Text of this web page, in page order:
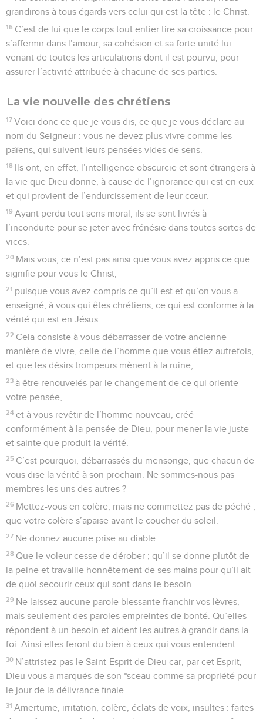
grandirons à tous égards vers celui qui est la tête : le Christ.
16 C’est de lui que le corps tout entier tire sa croissance pour
s’affermir dans l’amour, sa cohésion et sa forte unité lui
venant de toutes les articulations dont il est pourvu, pour
assurer l’activité attribuée à chacune de ses parties.
La vie nouvelle des chrétiens
17 Voici donc ce que je vous dis, ce que je vous déclare au
nom du Seigneur : vous ne devez plus vivre comme les
païens, qui suivent leurs pensées vides de sens.
18 Ils ont, en effet, l’intelligence obscurcie et sont étrangers à
la vie que Dieu donne, à cause de l’ignorance qui est en eux
et qui provient de l’endurcissement de leur cœur.
19 Ayant perdu tout sens moral, ils se sont livrés à
l’inconduite pour se jeter avec frénésie dans toutes sortes de
vices.
20 Mais vous, ce n’est pas ainsi que vous avez appris ce que
signifie pour vous le Christ,
21 puisque vous avez compris ce qu’il est et qu’on vous a
enseigné, à vous qui êtes chrétiens, ce qui est conforme à la
vérité qui est en Jésus.
22 Cela consiste à vous débarrasser de votre ancienne
manière de vivre, celle de l’homme que vous étiez autrefois,
et que les désirs trompeurs mènent à la ruine,
23 à être renouvelés par le changement de ce qui oriente
votre pensée,
24 et à vous revêtir de l’homme nouveau, créé
conformément à la pensée de Dieu, pour mener la vie juste
et sainte que produit la vérité.
25 C’est pourquoi, débarrassés du mensonge, que chacun de
vous dise la vérité à son prochain. Ne sommes-nous pas
membres les uns des autres ?
26 Mettez-vous en colère, mais ne commettez pas de péché ;
que votre colère s’apaise avant le coucher du soleil.
27 Ne donnez aucune prise au diable.
28 Que le voleur cesse de dérober ; qu’il se donne plutôt de
la peine et travaille honnêtement de ses mains pour qu’il ait
de quoi secourir ceux qui sont dans le besoin.
29 Ne laissez aucune parole blessante franchir vos lèvres,
mais seulement des paroles empreintes de bonté. Qu’elles
répondent à un besoin et aident les autres à grandir dans la
foi. Ainsi elles feront du bien à ceux qui vous entendent.
30 N’attristez pas le Saint-Esprit de Dieu car, par cet Esprit,
Dieu vous a marqués de son *sceau comme sa propriété pour
le jour de la délivrance finale.
31 Amertume, irritation, colère, éclats de voix, insultes : faites